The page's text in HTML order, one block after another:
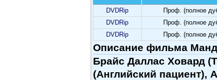
DVDRip
Проф. (полное
DVDRip
Проф. (полное
DVDRip
Проф. (полное
Описание фильма
Брайс Даллас Ховард
(Английский пациент),